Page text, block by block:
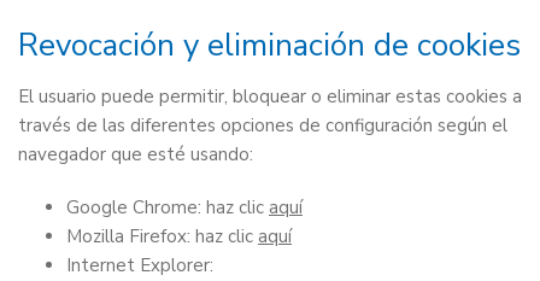
Revocación y eliminación de cookies
El usuario puede permitir, bloquear o eliminar estas cookies a
través de las diferentes opciones de configuración según el
navegador que esté usando:
Google Chrome: haz clic aquí
Mozilla Firefox: haz clic aquí
Internet Explorer: